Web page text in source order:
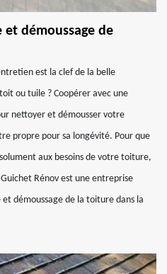
et démoussage de
est la clef de la belle
ou tuile ? Coopérer avec une
nettoyer et démousser votre
propre pour sa longévité. Pour que
aux besoins de votre toiture,
Rénov est une entreprise
démoussage de la toiture dans la